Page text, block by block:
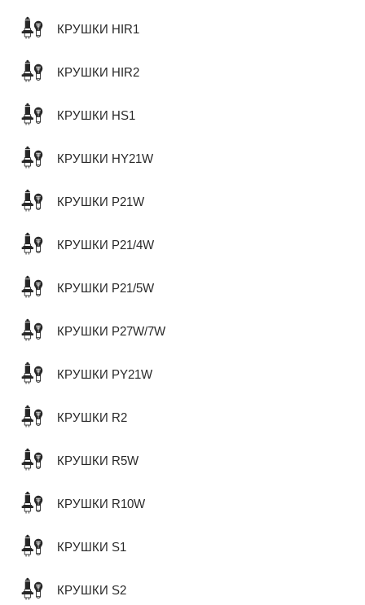
КРУШКИ HIR1
КРУШКИ HIR2
КРУШКИ HS1
КРУШКИ HY21W
КРУШКИ P21W
КРУШКИ P21/4W
КРУШКИ P21/5W
КРУШКИ P27W/7W
КРУШКИ PY21W
КРУШКИ R2
КРУШКИ R5W
КРУШКИ R10W
КРУШКИ S1
КРУШКИ S2